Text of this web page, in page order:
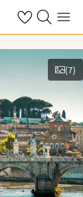
Se dine gemte
Søg påMenu
(7)